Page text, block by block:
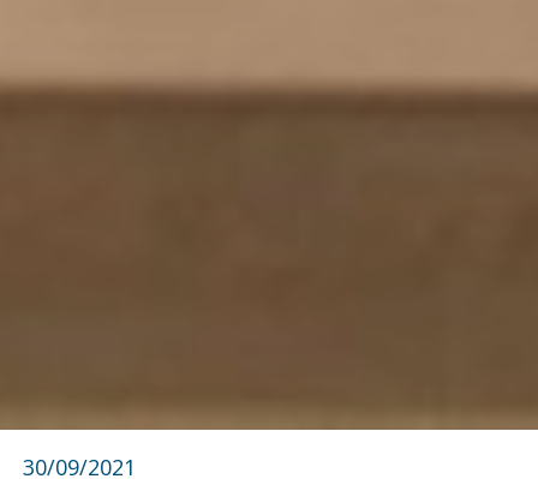
30/09/2021